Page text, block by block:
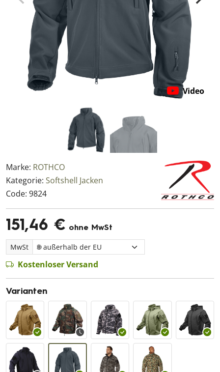
Video
Marke: ROTHCO
Kategorie: Softshell Jacken
Code: 9824
151,46 € ohne MwSt
MwSt
Kostenloser Versand
Varianten